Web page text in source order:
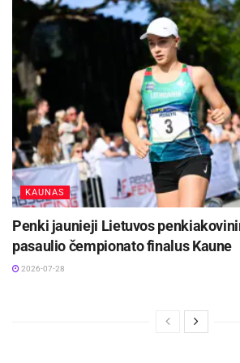
bei su 27 taškais užima
„Gomel“ ekipa per 22
pergalių ir su 34 taškais
poziciją.
Artimiausios rungtynės
trečiadienį Lietuvos čempionate
ekipą. Tuo tarpu Baltarusijos
klubas gruodžio 4 ir 5
prieš Soligorsko „Šachtior“ ekipą.
KAUNAS
Penki jaunieji Lietuvos
pasaulio čempionato finalus Kaune
2026-07-28